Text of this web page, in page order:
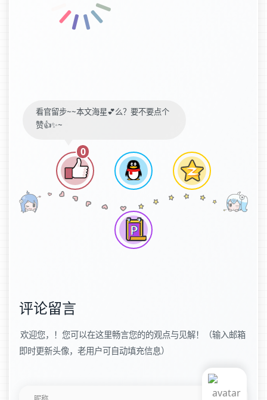
看官留步~~本文海星💕么？要不要点个
赞👍✨~
0
评论留言
欢迎您，！您可以在这里畅言您的的观点与见解！（输入邮箱
即时更新头像，老用户可自动填充信息）